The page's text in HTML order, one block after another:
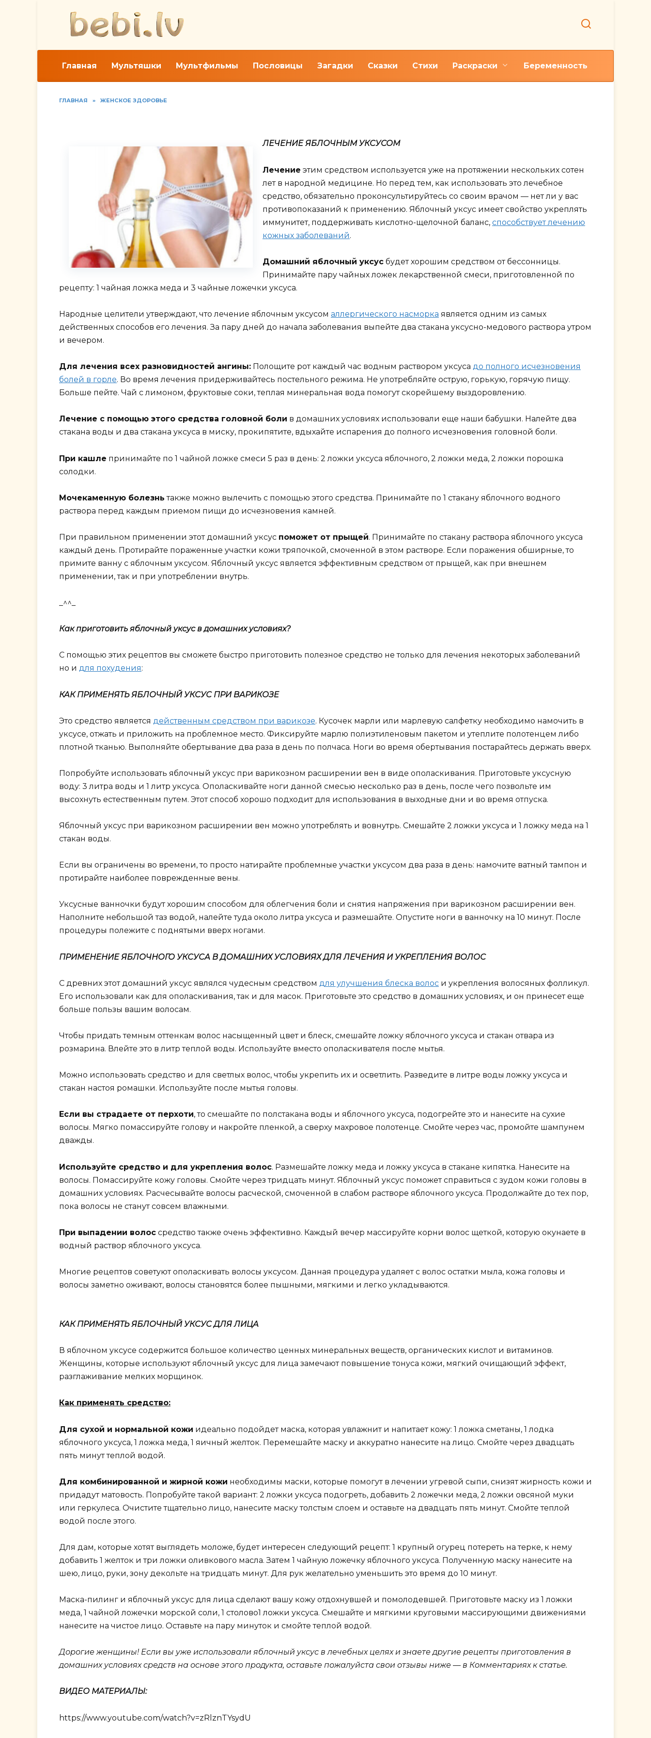
Главная Мультяшки Мультфильмы Пословицы Загадки Сказки Стихи Раскраски Беременность
ГЛАВНАЯ » ЖЕНСКОЕ ЗДОРОВЬЕ
ЛЕЧЕНИЕ ЯБЛОЧНЫМ УКСУСОМ
Лечение этим средством используется уже на протяжении нескольких сотен
лет в народной медицине. Но перед тем, как использовать это лечебное
средство, обязательно проконсультируйтесь со своим врачом — нет ли у вас
противопоказаний к применению. Яблочный уксус имеет свойство укреплять
иммунитет, поддерживать кислотно-щелочной баланс, способствует лечению
кожных заболеваний.
Домашний яблочный уксус будет хорошим средством от бессонницы.
Принимайте пару чайных ложек лекарственной смеси, приготовленной по
рецепту: 1 чайная ложка меда и 3 чайные ложечки уксуса.
Народные целители утверждают, что лечение яблочным уксусом аллергического насморка является одним из самых
действенных способов его лечения. За пару дней до начала заболевания выпейте два стакана уксусно-медового раствора утром
и вечером.
Для лечения всех разновидностей ангины: Полощите рот каждый час водным раствором уксуса до полного исчезновения
болей в горле. Во время лечения придерживайтесь постельного режима. Не употребляйте острую, горькую, горячую пищу.
Больше пейте. Чай с лимоном, фруктовые соки, теплая минеральная вода помогут скорейшему выздоровлению.
Лечение с помощью этого средства головной боли в домашних условиях использовали еще наши бабушки. Налейте два
стакана воды и два стакана уксуса в миску, прокипятите, вдыхайте испарения до полного исчезновения головной боли.
При кашле принимайте по 1 чайной ложке смеси 5 раз в день: 2 ложки уксуса яблочного, 2 ложки меда, 2 ложки порошка
солодки.
Мочекаменную болезнь также можно вылечить с помощью этого средства. Принимайте по 1 стакану яблочного водного
раствора перед каждым приемом пищи до исчезновения камней.
При правильном применении этот домашний уксус поможет от прыщей. Принимайте по стакану раствора яблочного уксуса
каждый день. Протирайте пораженные участки кожи тряпочкой, смоченной в этом растворе. Если поражения обширные, то
примите ванну с яблочным уксусом. Яблочный уксус является эффективным средством от прыщей, как при внешнем
применении, так и при употреблении внутрь.
_^^_
Как приготовить яблочный уксус в домашних условиях?
С помощью этих рецептов вы сможете быстро приготовить полезное средство не только для лечения некоторых заболеваний
но и для похудения:
КАК ПРИМЕНЯТЬ ЯБЛОЧНЫЙ УКСУС ПРИ ВАРИКОЗЕ
Это средство является действенным средством при варикозе. Кусочек марли или марлевую салфетку необходимо намочить в
уксусе, отжать и приложить на проблемное место. Фиксируйте марлю полиэтиленовым пакетом и утеплите полотенцем либо
плотной тканью. Выполняйте обертывание два раза в день по полчаса. Ноги во время обертывания постарайтесь держать вверх.
Попробуйте использовать яблочный уксус при варикозном расширении вен в виде ополаскивания. Приготовьте уксусную
воду: 3 литра воды и 1 литр уксуса. Ополаскивайте ноги данной смесью несколько раз в день, после чего позвольте им
высохнуть естественным путем. Этот способ хорошо подходит для использования в выходные дни и во время отпуска.
Яблочный уксус при варикозном расширении вен можно употреблять и вовнутрь. Смешайте 2 ложки уксуса и 1 ложку меда на 1
стакан воды.
Если вы ограничены во времени, то просто натирайте проблемные участки уксусом два раза в день: намочите ватный тампон и
протирайте наиболее поврежденные вены.
Уксусные ванночки будут хорошим способом для облегчения боли и снятия напряжения при варикозном расширении вен.
Наполните небольшой таз водой, налейте туда около литра уксуса и размешайте. Опустите ноги в ванночку на 10 минут. После
процедуры полежите с поднятыми вверх ногами.
ПРИМЕНЕНИЕ ЯБЛОЧНОГО УКСУСА В ДОМАШНИХ УСЛОВИЯХ ДЛЯ ЛЕЧЕНИЯ И УКРЕПЛЕНИЯ ВОЛОС
С древних этот домашний уксус являлся чудесным средством для улучшения блеска волос и укрепления волосяных фолликул.
Его использовали как для ополаскивания, так и для масок. Приготовьте это средство в домашних условиях, и он принесет еще
больше пользы вашим волосам.
Чтобы придать темным оттенкам волос насыщенный цвет и блеск, смешайте ложку яблочного уксуса и стакан отвара из
розмарина. Влейте это в литр теплой воды. Используйте вместо ополаскивателя после мытья.
Можно использовать средство и для светлых волос, чтобы укрепить их и осветлить. Разведите в литре воды ложку уксуса и
стакан настоя ромашки. Используйте после мытья головы.
Если вы страдаете от перхоти, то смешайте по полстакана воды и яблочного уксуса, подогрейте это и нанесите на сухие
волосы. Мягко помассируйте голову и накройте пленкой, а сверху махровое полотенце. Смойте через час, промойте шампунем
дважды.
Используйте средство и для укрепления волос. Размешайте ложку меда и ложку уксуса в стакане кипятка. Нанесите на
волосы. Помассируйте кожу головы. Смойте через тридцать минут. Яблочный уксус поможет справиться с зудом кожи головы в
домашних условиях. Расчесывайте волосы расческой, смоченной в слабом растворе яблочного уксуса. Продолжайте до тех пор,
пока волосы не станут совсем влажными.
При выпадении волос средство также очень эффективно. Каждый вечер массируйте корни волос щеткой, которую окунаете в
водный раствор яблочного уксуса.
Многие рецептов советуют ополаскивать волосы уксусом. Данная процедура удаляет с волос остатки мыла, кожа головы и
волосы заметно оживают, волосы становятся более пышными, мягкими и легко укладываются.
КАК ПРИМЕНЯТЬ ЯБЛОЧНЫЙ УКСУС ДЛЯ ЛИЦА
В яблочном уксусе содержится большое количество ценных минеральных веществ, органических кислот и витаминов.
Женщины, которые используют яблочный уксус для лица замечают повышение тонуса кожи, мягкий очищающий эффект,
разглаживание мелких морщинок.
Как применять средство:
Для сухой и нормальной кожи идеально подойдет маска, которая увлажнит и напитает кожу: 1 ложка сметаны, 1 лодка
яблочного уксуса, 1 ложка меда, 1 яичный желток. Перемешайте маску и аккуратно нанесите на лицо. Смойте через двадцать
пять минут теплой водой.
Для комбинированной и жирной кожи необходимы маски, которые помогут в лечении угревой сыпи, снизят жирность кожи и
придадут матовость. Попробуйте такой вариант: 2 ложки уксуса подогреть, добавить 2 ложечки меда, 2 ложки овсяной муки
или геркулеса. Очистите тщательно лицо, нанесите маску толстым слоем и оставьте на двадцать пять минут. Смойте теплой
водой после этого.
Для дам, которые хотят выглядеть моложе, будет интересен следующий рецепт: 1 крупный огурец потереть на терке, к нему
добавить 1 желток и три ложки оливкового масла. Затем 1 чайную ложечку яблочного уксуса. Полученную маску нанесите на
шею, лицо, руки, зону декольте на тридцать минут. Для рук желательно уменьшить это время до 10 минут.
Маска-пилинг и яблочный уксус для лица сделают вашу кожу отдохнувшей и помолодевшей. Приготовьте маску из 1 ложки
меда, 1 чайной ложечки морской соли, 1 столово1 ложки уксуса. Смешайте и мягкими круговыми массирующими движениями
нанесите на чистое лицо. Оставьте на пару минуток и смойте теплой водой.
Дорогие женщины! Если вы уже использовали яблочный уксус в лечебных целях и знаете другие рецепты приготовления в
домашних условиях средств на основе этого продукта, оставьте пожалуйста свои отзывы ниже — в Комментариях к статье.
ВИДЕО МАТЕРИАЛЫ:
https://www.youtube.com/watch?v=zRlznTYsydU